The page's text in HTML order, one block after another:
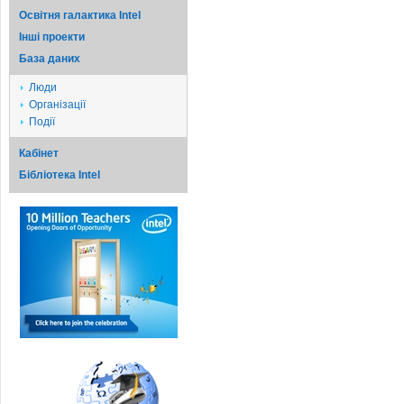
Освітня галактика Intel
Iншi проекти
База даних
Люди
Організації
Події
Кабінет
Бібліотека Intel